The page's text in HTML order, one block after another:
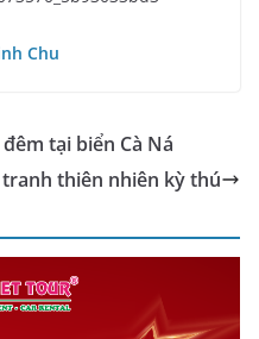
Chu
tại biển Cà Ná
thiên nhiên kỳ thú